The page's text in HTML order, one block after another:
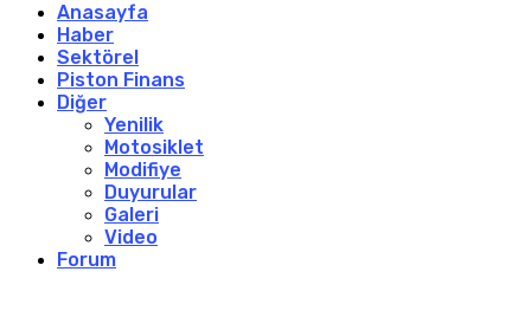
Anasayfa
Haber
Sektörel
Piston Finans
Diğer
Yenilik
Motosiklet
Modifiye
Duyurular
Galeri
Video
Forum